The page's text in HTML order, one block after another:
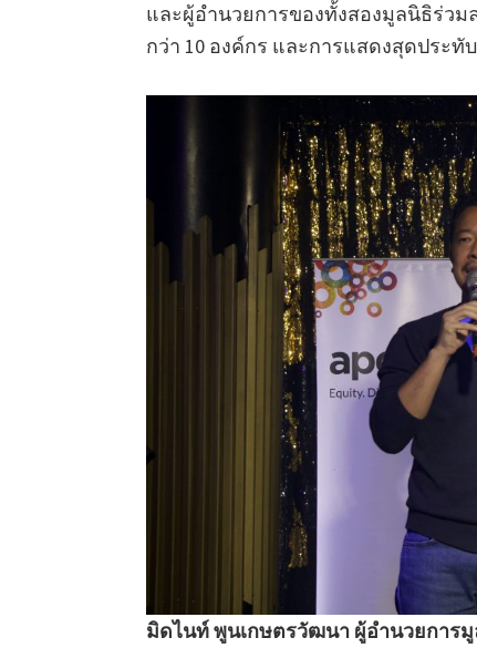
และผู้อำนวยการของทั้งสองมูลนิธิร่ว
กว่า 10 องค์กร และการแสดงสุดประทั
มิดไนท์ พูนเกษตรวัฒนา ผู้อำนวยการ